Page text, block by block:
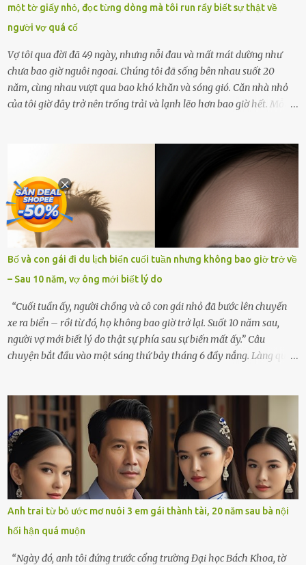
với cơ quan chức năng. Ảnh: Đơn vị cung...
một tờ giấy nhỏ, đọc từng dòng mà tôi run rẩy biết sự thật về
người vợ quá cố
Vợ tôi qua đời đã 49 ngày, nhưng nỗi đau và mất mát dường như
chưa bao giờ nguôi ngoai. Chúng tôi đã sống bên nhau suốt 20
năm, cùng nhau vượt qua bao khó khăn và sóng gió. Căn nhà nhỏ
của tôi giờ đây trở nên trống trải và lạnh lẽo hơn bao giờ hết. Mỗi
rơi vào khoảng trống vô tận, chẳng còn muốn làm gì ngoài việc
ngồi lặng lẽ nhớ về cô ấy. Nhưng cuộc sống không cho phép tôi mãi
chìm đắm trong đau khổ. Họ hàng, bạn bè và những người thân
thiết đã đến bên, giúp tôi tổ chức tang lễ chu toàn. Và hôm nay là
ngày giỗ đầu tiên của vợ, 49 ngày sau khi cô ấy rời xa tôi mãi
mãi.Buổi sáng hôm đó, sau khi cúng cơm xong, tôi quyết định lên
sắp xếp lại bàn thờ vợ. Mọi thứ vẫn như mọi ngày, nhưng có điều gì
đó kỳ lạ mà tôi không thể giải thích được. Trong khoảnh khắc tôi
cúi xuống lau chùi bát hương, một luồng gió lạ thoáng qua, khiến
tôi giật mình. Và rồi, một chuyện kinh...
Bố và con gái đi du lịch biển cuối tuần nhưng không bao giờ trở về
– Sau 10 năm, vợ ông mới biết lý do
“Cuối tuần ấy, người chồng và cô con gái nhỏ đã bước lên chuyến
xe ra biển – rồi từ đó, họ không bao giờ trở lại. Suốt 10 năm sau,
người vợ mới biết lý do thật sự phía sau sự biến mất ấy.” Câu
chuyện bắt đầu vào một sáng thứ bảy tháng 6 đầy nắng. Làng quê
không kém. Ông Minh, vốn là một người đàn ông điềm đạm, ít nói,
hôm ấy lại đặc biệt vui vẻ. Ông chuẩn bị hành lý cho chuyến đi biển
cùng cô con gái 8 tuổi tên Thảo. “Em ở nhà nghỉ ngơi nhé, anh đưa
con đi biển hai ngày, để nó được ngắm sóng, nghịch cát. Về chắc nó
sẽ kể cho em nghe cả tuần không hết chuyện.” – Ông Minh cười
hiền, vuốt tóc vợ. Bà Hạnh nhìn chồng và con gái ríu rít chuẩn bị mà
lòng cũng rộn ràng. Bà vốn ít có dịp đi xa vì còn bận buôn bán ở chợ,
nên lần này cũng đành ở nhà. Thảo ôm chầm lấy mẹ trước khi đi:
“Con sẽ nhặt thật nhiều vỏ sò cho mẹ nhé!” Chiếc xe khách lăn
bánh rời khỏi bến...
Anh trai từ bỏ ước mơ nuôi 3 em gái thành tài, 20 năm sau bà nội
hối hận quá muộn
“Ngày đó, anh tôi đứng trước cổng trường Đại học Bách Khoa, tờ